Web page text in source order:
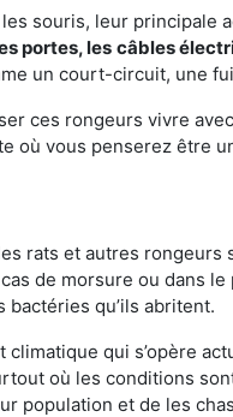
souris, leur principale
portes, les câbles
un court-circuit, une
ces rongeurs vivre
où vous penserez être
rats et autres
de morsure ou dans
bactéries qu’ils abritent.
climatique qui s’opère
où les conditions
population et de les